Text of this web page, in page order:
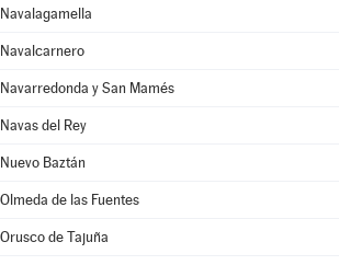
Navalagamella
Navalcarnero
Navarredonda y San Mamés
Navas del Rey
Nuevo Baztán
Olmeda de las Fuentes
Orusco de Tajuña